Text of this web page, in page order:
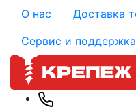
О нас Доставка
Сервис и поддержка